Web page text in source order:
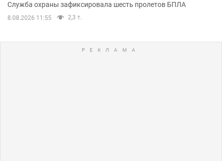
Служба охраны зафиксировала шесть пролетов БПЛА
8.08.2026 11:55 2,3 т.